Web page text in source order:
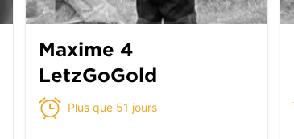
Maxime 4
LetzGoGold
Plus que 51 jours